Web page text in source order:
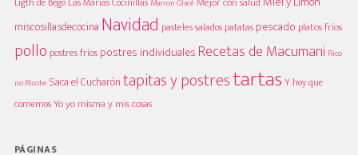
Marron Glacè
miscosillasdecocina Navidad pasteles salados patatas pescado platos fríos
pollo postres fríospostres individuales Recetas de Macumani Rico
no Ricote Saca el Cucharóntapitas y postrestartas Y hoy que
comemosYo yo misma y mis cosas
PÁGINAS